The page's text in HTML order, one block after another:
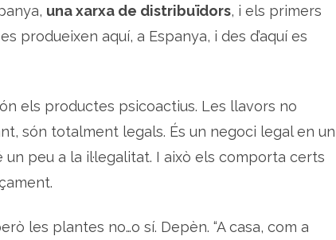
s
una xarxa de distribuïdors, i els primers
produeixen aquí, a Espanya, i des d’aquí es
els productes psicoactius. Les llavors no
són totalment legals. És un negoci legal en un
peu a la il·legalitat. I això els comporta certs
les plantes no…o sí. Depèn. “A casa, com a